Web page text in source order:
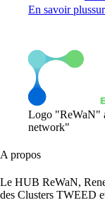
En savoir plussur
Logo "ReWaN"
network"
A propos
Le HUB ReWaN,
des Clusters TWEED